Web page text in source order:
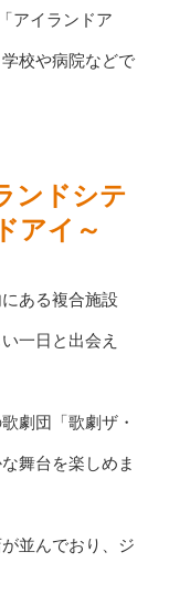
アイランドア
校や病院などで
ンドシテ
アイ～
ある複合施設
一日と出会え
劇団「歌劇ザ・
舞台を楽しめま
並んでおり、ジ